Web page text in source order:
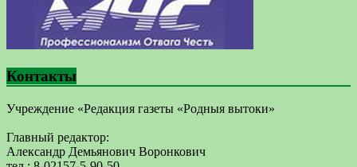
Контакты
Учреждение «Редакция газеты «Родныя вытоки»
Главный редактор:
Александр Демьянович Воронкович